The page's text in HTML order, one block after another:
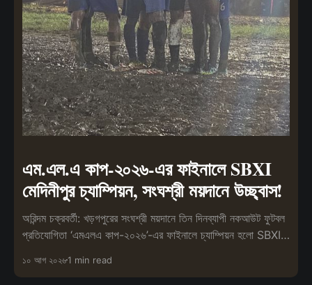
এম.এল.এ কাপ-২০২৬-এর ফাইনালে SBXI
মেদিনীপুর চ্যাম্পিয়ন, সংঘশ্রী ময়দানে উচ্ছ্বাস!
অরিন্দম চক্রবর্তী: খড়গপুরের সংঘশ্রী ময়দানে তিন দিনব্যাপী নকআউট ফুটবল
প্রতিযোগিতা ‘এমএলএ কাপ-২০২৬’-এর ফাইনালে চ্যাম্পিয়ন হলো SBXI
১০ আগ ২০২৬1 min read